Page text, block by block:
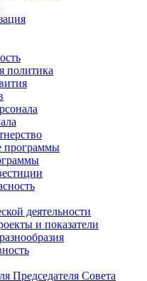
политика
программы
деятельности
и показатели
Председателя Совета